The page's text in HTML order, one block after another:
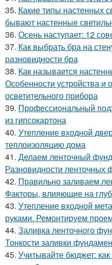
35. Какие типы настенных
бывают настенные
36. Осень наступает: 12
37. Как выбрать бра на
разновидности бра
38. Как называется
Особенности устройства и
осветительного прибора
39. Профессиональный
из гипсокартона
40. Утепление входной
теплоизоляцию дома
41. Делаем ленточный
Разновидности ленточных
42. Правильно заливаем
Факторы, влияющие на
43. Утепление входной
руками. Ремонтируем
44. Заливка ленточного
Тонкости заливки
45. Учитывайте бюджет: